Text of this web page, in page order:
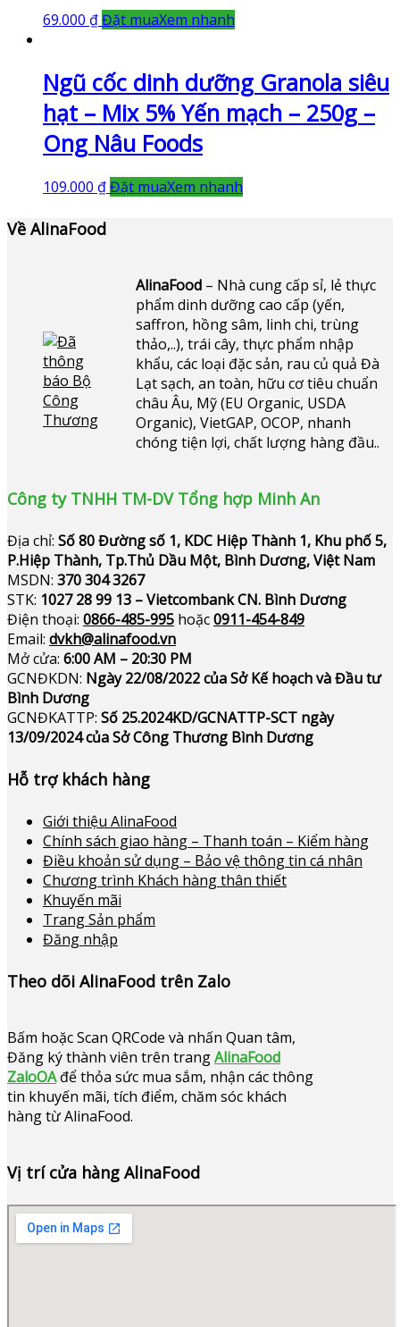
69.000 ₫Đặt muaXem nhanh
Ngũ cốc dinh dưỡng Granola siêu
hạt – Mix 5% Yến mạch – 250g –
Ong Nâu Foods
109.000 ₫Đặt muaXem nhanh
Về AlinaFood
AlinaFood– Nhà cung cấp sỉ, lẻ thực
phẩm dinh dưỡng cao cấp (yến,
saffron, hồng sâm, linh chi, trùng
thảo,..), trái cây, thực phẩm nhập
khẩu, các loại đặc sản, rau củ quả Đà
Lạt sạch, an toàn, hữu cơ tiêu chuẩn
châu Âu, Mỹ (EU Organic, USDA
Organic), VietGAP, OCOP, nhanh
chóng tiện lợi, chất lượng hàng đầu..
Công ty TNHH TM-DV Tổng hợp Minh An
Địa chỉ: Số 80 Đường số 1, KDC Hiệp Thành 1, Khu phố 5,
P.Hiệp Thành, Tp.Thủ Dầu Một, Bình Dương, Việt Nam
MSDN: 370 304 3267
STK: 1027 28 99 13 – Vietcombank CN. Bình Dương
Điện thoại: 0866-485-995 hoặc0911-454-849
Email: dvkh@alinafood.vn
Mở cửa: 6:00 AM – 20:30 PM
GCNĐKDN: Ngày 22/08/2022 của Sở Kế hoạch và Đầu tư
Bình Dương
GCNĐKATTP: Số 25.2024KD/GCNATTP-SCT ngày
13/09/2024 của Sở Công Thương Bình Dương
Hỗ trợ khách hàng
Giới thiệu AlinaFood
Chính sách giao hàng – Thanh toán – Kiểm hàng
Điều khoản sử dụng – Bảo vệ thông tin cá nhân
Chương trình Khách hàng thân thiết
Khuyến mãi
Trang Sản phẩm
Đăng nhập
Theo dõi AlinaFood trên Zalo
Bấm hoặcScan QRCode và nhấn Quan tâm,
Đăng ký thành viên trên trangAlinaFood
ZaloOAđể thỏa sức mua sắm, nhận các thông
tin khuyến mãi, tích điểm, chăm sóc khách
hàng từ AlinaFood.
Vị trí cửa hàng AlinaFood